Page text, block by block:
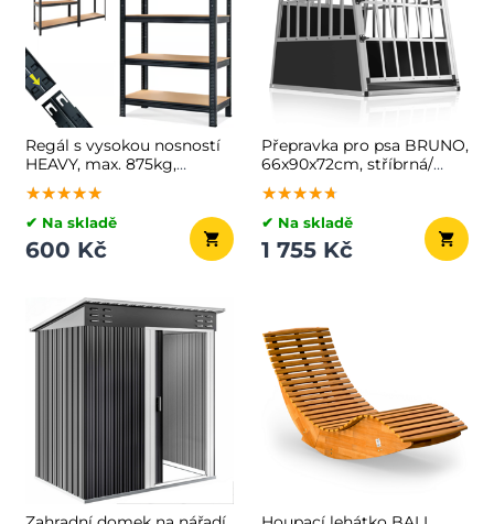
Regál s vysokou nosností
HEAVY, max. 875kg,
90x40x180cm, černá
★★★★★
★★★★★
★★★★★
✔ Na skladě
600 Kč
Přepravka pro psa BRUNO,
66x90x72cm, stříbrná/
černá
★★★★★
★★★★★
★★★★★
✔ Na skladě
1 755 Kč